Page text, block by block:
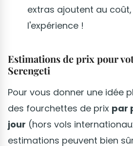
extras ajoutent au
l'expérience !
Estimations de prix pour
Serengeti
Pour vous donner une idée
des fourchettes de prix par
jour (hors vols
estimations peuvent bien